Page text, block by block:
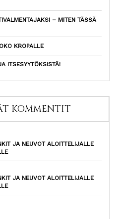
– MITEN TÄSSÄ
KROPALLE
ITSESYYTÖKSISTÄ!
KOMMENTIT
JA NEUVOT ALOITTELIJALLE
JA NEUVOT ALOITTELIJALLE